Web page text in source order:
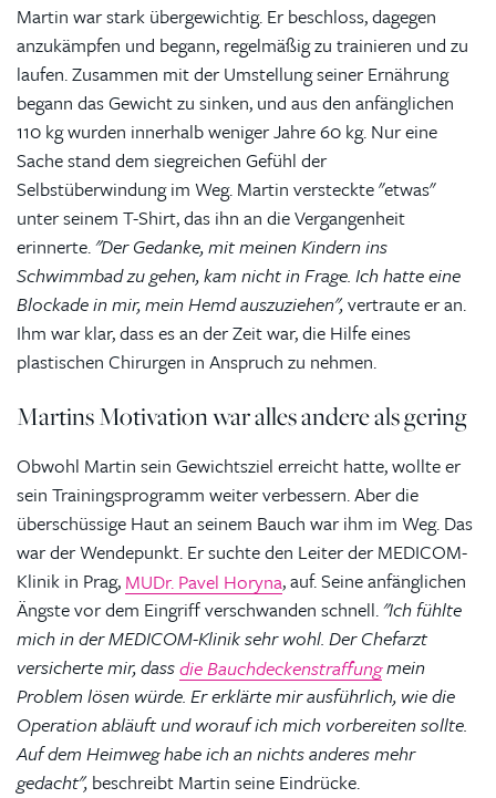
Martin war stark übergewichtig. Er beschloss, dagegen
anzukämpfen und begann, regelmäßig zu trainieren und zu
laufen. Zusammen mit der Umstellung seiner Ernährung
begann das Gewicht zu sinken, und aus den anfänglichen
110 kg wurden innerhalb weniger Jahre 60 kg. Nur eine
Sache stand dem siegreichen Gefühl der
Selbstüberwindung im Weg. Martin versteckte "etwas"
unter seinem T-Shirt, das ihn an die Vergangenheit
erinnerte."Der Gedanke, mit meinen Kindern ins
Schwimmbad zu gehen, kam nicht in Frage. Ich hatte eine
Blockade in mir, mein Hemd auszuziehen",vertraute er an.
Ihm war klar, dass es an der Zeit war, die Hilfe eines
plastischen Chirurgen in Anspruch zu nehmen.
Martins Motivation war alles andere als gering
Obwohl Martin sein Gewichtsziel erreicht hatte, wollte er
sein Trainingsprogramm weiter verbessern. Aber die
überschüssige Haut an seinem Bauch war ihm im Weg. Das
war der Wendepunkt. Er suchte den Leiter der MEDICOM-
Klinik in Prag, MUDr. Pavel Horyna, auf. Seine anfänglichen
Ängste vor dem Eingriff verschwanden schnell."Ich fühlte
mich in der MEDICOM-Klinik sehr wohl. Der Chefarzt
versicherte mir, dassdie Bauchdeckenstraffungmein
Problem lösen würde. Er erklärte mir ausführlich, wie die
Operation abläuft und worauf ich mich vorbereiten sollte.
Auf dem Heimweg habe ich an nichts anderes mehr
gedacht", beschreibt Martin seine Eindrücke.